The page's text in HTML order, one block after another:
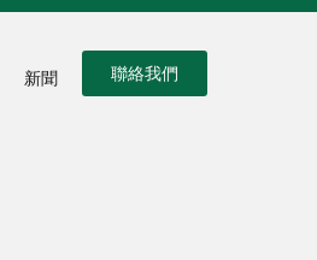
新聞 聯絡我們